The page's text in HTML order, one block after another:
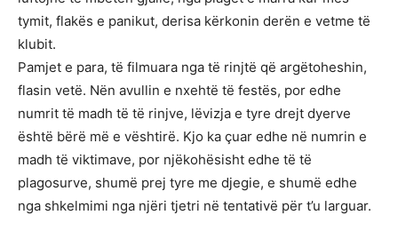
tymit, flakës e panikut, derisa kërkonin derën e vetme të
klubit.
Pamjet e para, të filmuara nga të rinjtë që argëtoheshin,
flasin vetë. Nën avullin e nxehtë të festës, por edhe
numrit të madh të të rinjve, lëvizja e tyre drejt dyerve
është bërë më e vështirë. Kjo ka çuar edhe në numrin e
madh të viktimave, por njëkohësisht edhe të të
plagosurve, shumë prej tyre me djegie, e shumë edhe
nga shkelmimi nga njëri tjetri në tentativë për t’u larguar.